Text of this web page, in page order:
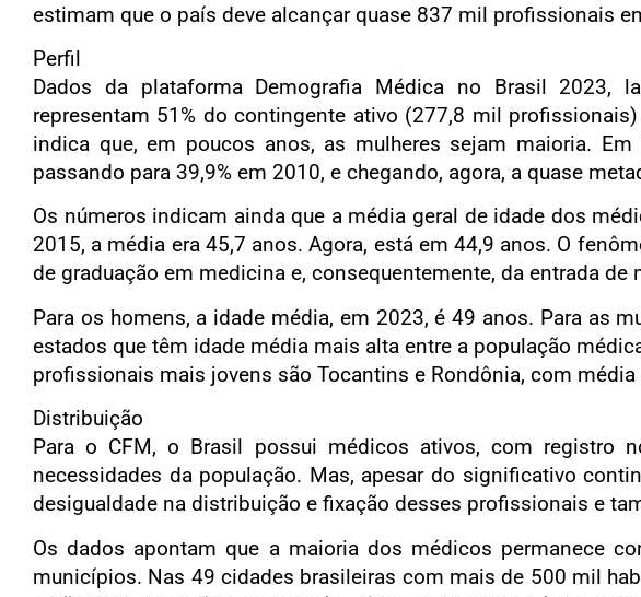
estimam que o país deve alcançar quase 837 mil profissionais
Perfil
Dados da plataforma Demografia Médica no Brasil 2023,
representam 51% do contingente ativo (277,8 mil
indica que, em poucos anos, as mulheres sejam maioria.
passando para 39,9% em 2010, e chegando, agora, a quase
Os números indicam ainda que a média geral de idade dos
2015, a média era 45,7 anos. Agora, está em 44,9 anos. O
de graduação em medicina e, consequentemente, da entrada
Para os homens, a idade média, em 2023, é 49 anos. Para as
estados que têm idade média mais alta entre a população
profissionais mais jovens são Tocantins e Rondônia, com
Distribuição
Para o CFM, o Brasil possui médicos ativos, com registro
necessidades da população. Mas, apesar do significativo
desigualdade na distribuição e fixação desses profissionais e
Os dados apontam que a maioria dos médicos permanece
municípios. Nas 49 cidades brasileiras com mais de 500 mil